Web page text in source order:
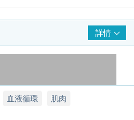
詳情
血液循環 肌肉